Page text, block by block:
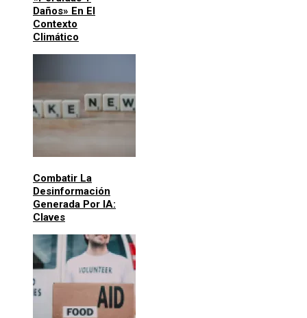
Daños» En El
Contexto
Climático
Combatir La
Desinformación
Generada Por IA:
Claves